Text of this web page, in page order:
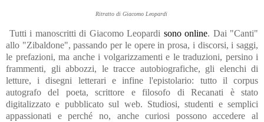
Ritratto di Giacomo Leopardi
Tutti i manoscritti di Giacomo Leopardi sono online. Dai "Canti"
allo "Zibaldone", passando per le opere in prosa, i discorsi, i saggi,
le prefazioni, ma anche i volgarizzamenti e le traduzioni, persino i
frammenti, gli abbozzi, le tracce autobiografiche, gli elenchi di
letture, i disegni letterari e infine l'epistolario: tutto il corpus
autografo del poeta, scrittore e filosofo di Recanati è stato
digitalizzato e pubblicato sul web. Studiosi, studenti e semplici
appassionati e perché no, anche curiosi possono accedere al